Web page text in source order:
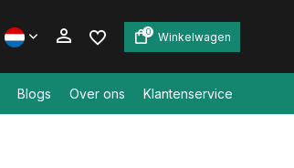
0 Winkelwagen
Blogs Over ons Klantenservice